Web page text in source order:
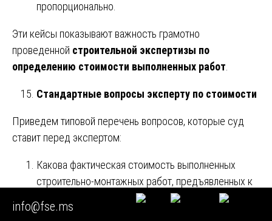
пропорционально.
Эти кейсы показывают важность грамотно
проведенной строительной экспертизы по
определению стоимости выполненных работ
Стандартные вопросы эксперту по стоимости
Приведем типовой перечень вопросов, которые суд
ставит перед экспертом:
Какова фактическая стоимость выполненных
строительно-монтажных работ, предъявленных к
оплате по актам КС-2 (указать номера), с учетом
условий договора и сметных нормативов?
info@fse.ms